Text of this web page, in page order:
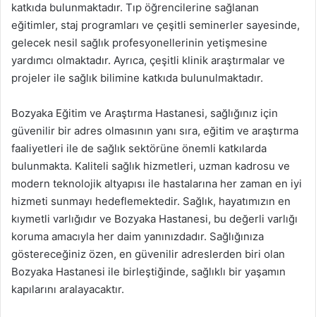
katkıda bulunmaktadır. Tıp öğrencilerine sağlanan
eğitimler, staj programları ve çeşitli seminerler sayesinde,
gelecek nesil sağlık profesyonellerinin yetişmesine
yardımcı olmaktadır. Ayrıca, çeşitli klinik araştırmalar ve
projeler ile sağlık bilimine katkıda bulunulmaktadır.
Bozyaka Eğitim ve Araştırma Hastanesi, sağlığınız için
güvenilir bir adres olmasının yanı sıra, eğitim ve araştırma
faaliyetleri ile de sağlık sektörüne önemli katkılarda
bulunmakta. Kaliteli sağlık hizmetleri, uzman kadrosu ve
modern teknolojik altyapısı ile hastalarına her zaman en iyi
hizmeti sunmayı hedeflemektedir. Sağlık, hayatımızın en
kıymetli varlığıdır ve Bozyaka Hastanesi, bu değerli varlığı
koruma amacıyla her daim yanınızdadır. Sağlığınıza
göstereceğiniz özen, en güvenilir adreslerden biri olan
Bozyaka Hastanesi ile birleştiğinde, sağlıklı bir yaşamın
kapılarını aralayacaktır.